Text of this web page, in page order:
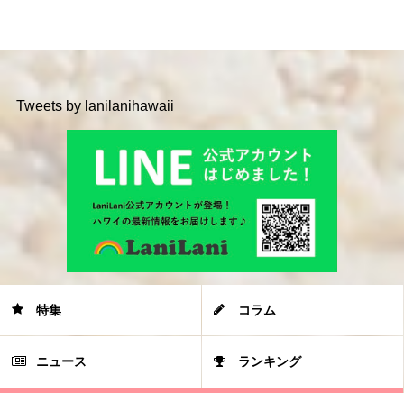
Tweets by lanilanihawaii
特集 コラム
ニュース ランキング